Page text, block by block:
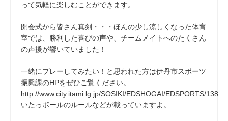
って気軽に楽しむことができます。
開会式から皆さん真剣・・・ほんの少し涼しくなった体育
室では、勝利した喜びの声や、チームメイトへのたくさん
の声援が響いていました！
一緒にプレーしてみたい！と思われた方は伊丹市スポーツ
振興課のHPをぜひご覧ください。
http://www.city.itami.lg.jp/SOSIKI/EDSHOGAI/EDSPORTS/
いたっボールのルールなどが載っていますよ。